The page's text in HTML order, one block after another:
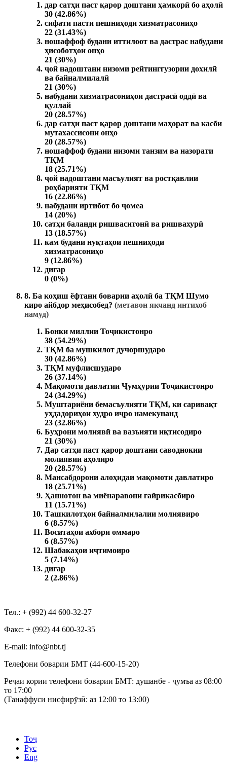
дар сатҳи паст қарор доштани ҳамкорӣ бо аҳолӣ
30 (42.86%)
сифати пасти пешниҳоди хизматрасониҳо
22 (31.43%)
ношаффоф будани иттилоот ва дастрас набудани
ҳисоботҳои онҳо
21 (30%)
ҷой надоштани низоми рейтинггузории дохилӣ
ва байналмилалӣ
21 (30%)
набудани хизматрасониҳои дастрасӣ оддӣ ва
қуллай
20 (28.57%)
дар сатҳи паст қарор доштани маҳорат ва касби
мутахассисони онҳо
20 (28.57%)
ношаффоф будани низоми танзим ва назорати
ТҚМ
18 (25.71%)
ҷой надоштани масъулият ва ростқавлии
роҳбарияти ТҚМ
16 (22.86%)
набудани иртибот бо ҷомеа
14 (20%)
сатҳи баланди ришваситонӣ ва ришвахурӣ
13 (18.57%)
кам будани нуқтаҳои пешниҳоди
хизматрасониҳо
9 (12.86%)
дигар
0 (0%)
8. Ба коҳиш ёфтани боварии аҳолӣ ба ТҚМ Шумо
киро айбдор меҳисобед? (метавон якчанд интихоб
намуд)
Бонки миллии Тоҷикистонро
38 (54.29%)
ТҚМ ба мушкилот дучоршударо
30 (42.86%)
ТҚМ муфлисшударо
26 (37.14%)
Мақомоти давлатии Ҷумҳурии Тоҷикистонро
24 (34.29%)
Муштариёни бемасъулияти ТҚМ, ки саривақт
уҳдадориҳои худро иҷро намекунанд
23 (32.86%)
Буҳрони молиявӣ ва вазъияти иқтисодиро
21 (30%)
Дар сатҳи паст қарор доштани саводнокии
молиявии аҳолиро
20 (28.57%)
Мансабдорони алоҳидаи мақомоти давлатиро
18 (25.71%)
Ҳаннотон ва миёнаравони ғайрикасбиро
11 (15.71%)
Ташкилотҳои байналмилалии молиявиро
6 (8.57%)
Воситаҳои ахбори оммаро
6 (8.57%)
Шабакаҳои иҷтимоиро
5 (7.14%)
дигар
2 (2.86%)
Тел.: + (992) 44 600-32-27
Факс: + (992) 44 600-32-35
Е-mail: info@nbt.tj
Телефони боварии БМТ (44-600-15-20)
Реҷаи кории телефони боварии БМТ: душанбе - ҷумъа аз 08:00
то 17:00
(Танаффуси нисфирӯзӣ: аз 12:00 то 13:00)
Тоҷ
Рус
Eng